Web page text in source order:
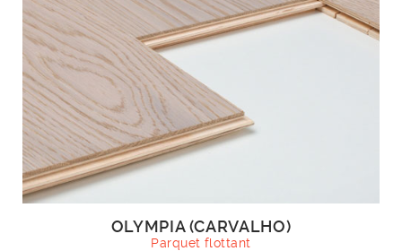
OLYMPIA (CARVALHO)
Parquet flottant